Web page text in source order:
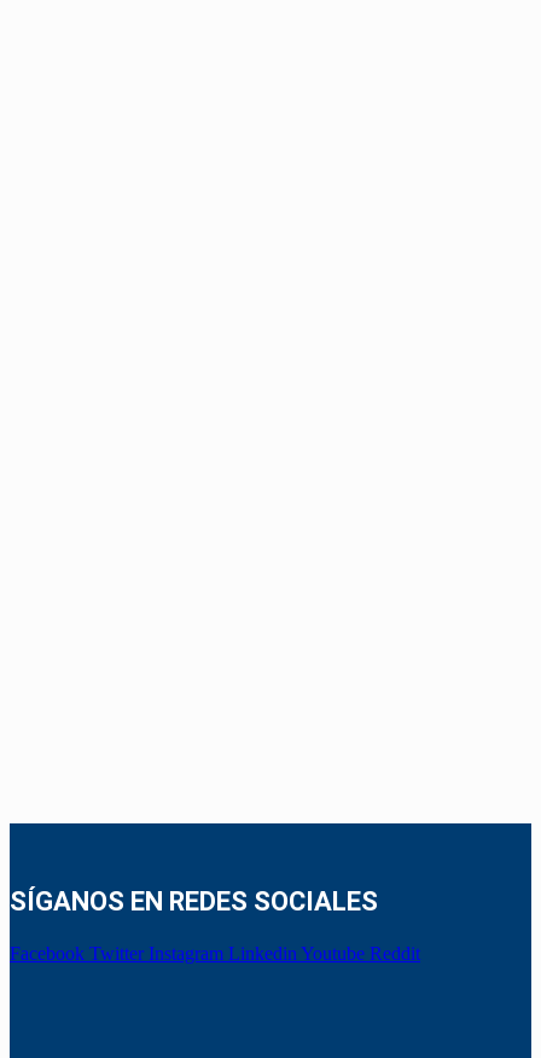
SÍGANOS EN REDES SOCIALES
Facebook Twitter Instagram Linkedin Youtube Reddit